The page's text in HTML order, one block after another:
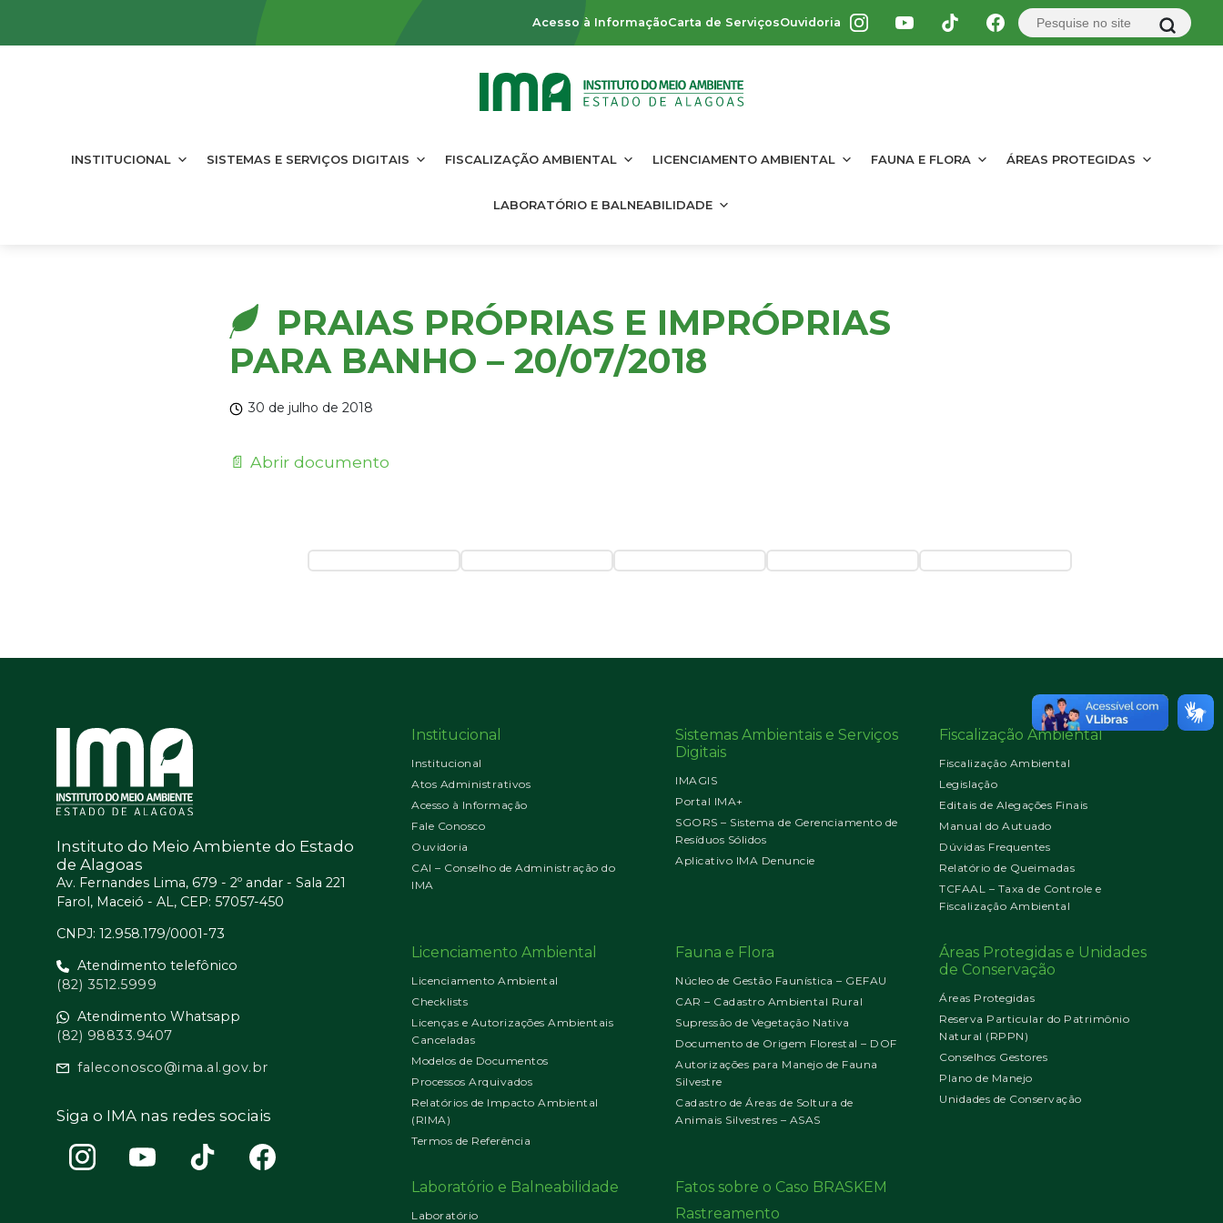
Acesso à InformaçãoCarta de ServiçosOuvidoria
INSTITUCIONAL SISTEMAS E SERVIÇOS DIGITAIS FISCALIZAÇÃO AMBIENTAL LICENCIAMENTO AMBIENTAL FAUNA E FLORA ÁREAS PROTEGIDAS
LABORATÓRIO E BALNEABILIDADE
PRAIAS PRÓPRIAS E IMPRÓPRIAS
PARA BANHO – 20/07/2018
30 de julho de 2018
📄 Abrir documento
Instituto do Meio Ambiente do Estado
de Alagoas
Av. Fernandes Lima, 679 - 2º andar - Sala 221
Farol, Maceió - AL, CEP: 57057-450
CNPJ: 12.958.179/0001-73
Atendimento telefônico
(82) 3512.5999
Atendimento Whatsapp
(82) 98833.9407
faleconosco@ima.al.gov.br
Siga o IMA nas redes sociais
Institucional
Institucional
Atos Administrativos
Acesso à Informação
Fale Conosco
Ouvidoria
CAI – Conselho de Administração do
IMA
Sistemas Ambientais e Serviços
Digitais
IMAGIS
Portal IMA+
SGORS – Sistema de Gerenciamento de
Resíduos Sólidos
Aplicativo IMA Denuncie
Fiscalização Ambiental
Fiscalização Ambiental
Legislação
Editais de Alegações Finais
Manual do Autuado
Dúvidas Frequentes
Relatório de Queimadas
TCFAAL – Taxa de Controle e
Fiscalização Ambiental
Licenciamento Ambiental
Licenciamento Ambiental
Checklists
Licenças e Autorizações Ambientais
Canceladas
Modelos de Documentos
Processos Arquivados
Relatórios de Impacto Ambiental
(RIMA)
Termos de Referência
Fauna e Flora
Núcleo de Gestão Faunística – GEFAU
CAR – Cadastro Ambiental Rural
Supressão de Vegetação Nativa
Documento de Origem Florestal – DOF
Autorizações para Manejo de Fauna
Silvestre
Cadastro de Áreas de Soltura de
Animais Silvestres – ASAS
Áreas Protegidas e Unidades
de Conservação
Áreas Protegidas
Reserva Particular do Patrimônio
Natural (RPPN)
Conselhos Gestores
Plano de Manejo
Unidades de Conservação
Laboratório e Balneabilidade
Laboratório
Fatos sobre o Caso BRASKEM
Rastreamento